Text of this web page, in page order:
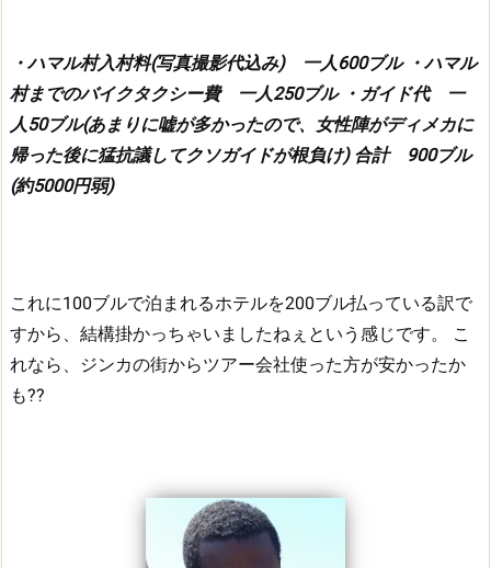
・ハマル村入村料(写真撮影代込み) 一人600ブル
・ハマル
村までのバイクタクシー費 一人250ブル
・ガイド代 一
人50ブル(あまりに嘘が多かったので、女性陣がディメカに
帰った後に猛抗議してクソガイドが根負け) 合計 900ブル
(約5000円弱)
これに100ブルで泊まれるホテルを200ブル払っている訳で
すから、結構掛かっちゃいましたねぇという感じです。
こ
れなら、ジンカの街からツアー会社使った方が安かったか
も??